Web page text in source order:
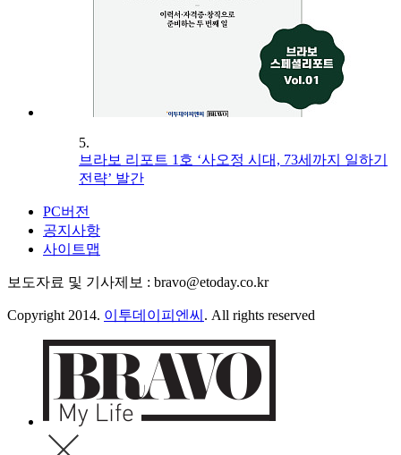
5.
브라보 리포트 1호 ‘사오정 시대, 73세까지 일하기
전략’ 발간
PC버전
공지사항
사이트맵
보도자료 및 기사제보 : bravo@etoday.co.kr
Copyright 2014. 이투데이피엔씨 . All rights reserved